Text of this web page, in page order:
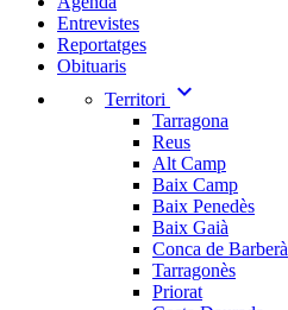
Entrevistes
Reportatges
Obituaris
Territori
expand_more
Tarragona
Reus
Alt Camp
Baix Camp
Baix Penedès
Baix Gaià
Conca de Barberà
Tarragonès
Priorat